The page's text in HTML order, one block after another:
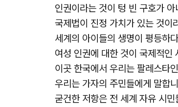
인권이라는 것이 텅 빈 구호가
국제법이 진정 가치가 있는 것이
세계의 아이들의 생명이 평등하
여성 인권에 대한 것이 국제적인
이곳 한국에서 우리는 팔레스타
우리는 가자의 주민들에게 말합
굳건한 저항은 전 세계 자유 시